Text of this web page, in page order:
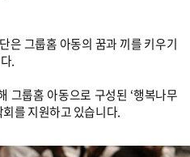
은 그룹홈 아동의 꿈과 끼를 키우기
.
그룹홈 아동으로 구성된 ‘행복나무
를 지원하고 있습니다.